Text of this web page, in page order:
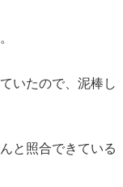
いたので、泥棒し
と照合できている